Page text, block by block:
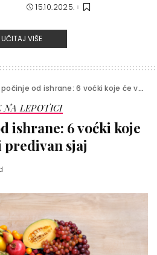
15.10.2025.
UČITAJ VIŠE
od ishrane: 6 voćki koje će vašoj koži dati predivan sjaj
LEPOTICI
ishrane: 6 voćki koje
predivan sjaj